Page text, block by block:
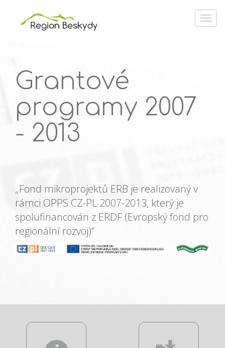
Grantové
programy 2007
- 2013
„Fond mikroprojektů ERB je realizovaný v
rámci OPPS CZ-PL 2007-2013, který je
spolufinancován z ERDF (Evropský fond pro
regionální rozvoj)“